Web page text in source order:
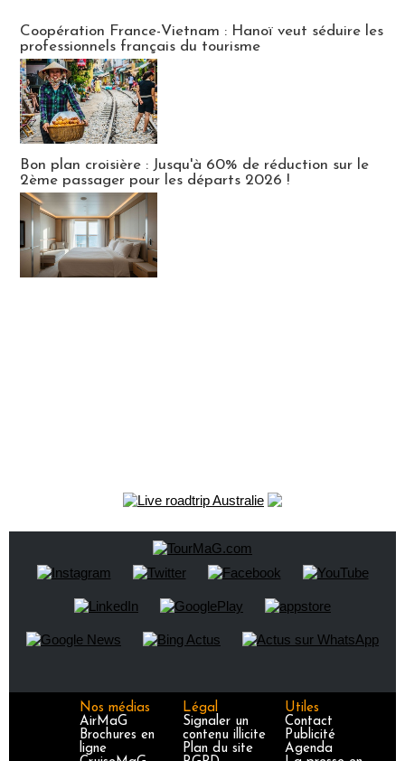
Coopération France-Vietnam : Hanoï veut séduire les
professionnels français du tourisme
Bon plan croisière : Jusqu'à 60% de réduction sur le
2ème passager pour les départs 2026 !
Nos médias
AirMaG
Brochures en
ligne
Légal
Signaler un
contenu illicite
Plan du site
Utiles
Contact
Publicité
Agenda